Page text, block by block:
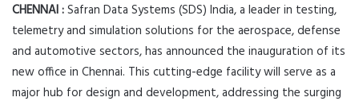
CHENNAI :Safran Data Systems (SDS) India, a leader in testing,
telemetry and simulation solutions for the aerospace, defense
and automotive sectors, has announced the inauguration of its
new office in Chennai. This cutting-edge facility will serve as a
major hub for design and development, addressing the surging